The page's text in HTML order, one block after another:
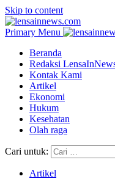
Skip to content
Primary Menu
Beranda
Redaksi
Kontak Kami
Artikel
Ekonomi
Hukum
Kesehatan
Olah raga
Cari untuk:
Artikel